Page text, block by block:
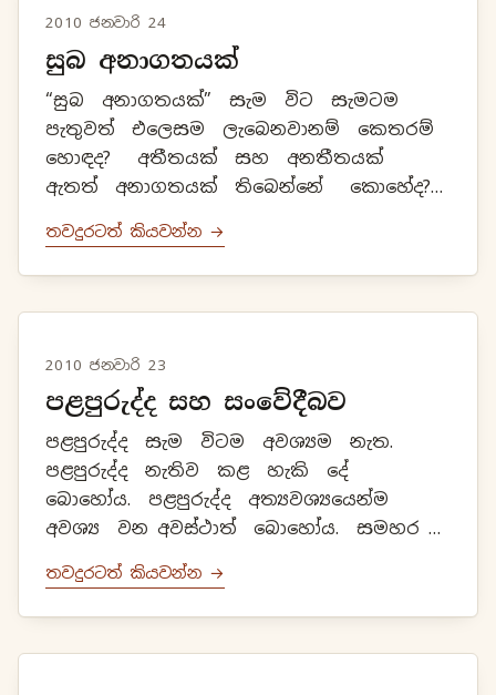
2010 ජනවාරි 24
සුබ අනාගතයක්
“සුබ අනාගතයක්” සැම විට සැමටම
පැතුවත් එලෙසම ලැබෙනවානම් කෙතරම්
හොඳද? අතීතයක් සහ අනතීතයක්
ඇතත් අනාගතයක් තිබෙන්නේ කොහේද?
අනතීතය ලෙස වඩාත් වැදගත් වන්නේ
වර්තමානයයි. එසේ නම් වඩාත් සුබ විය
යුත්ත...
තවදුරටත් කියවන්න →
2010 ජනවාරි 23
පළපුරුද්ද සහ සංවේදීබව
පළපුරුද්ද සැම විටම අවශ්‍යම නැත.
පළපුරුද්ද නැතිව කළ හැකි දේ
බොහෝය. පළපුරුද්ද අත්‍යවශ්‍යයෙන්ම
අවශ්‍ය වන අවස්ථාත් බොහෝය. සමහර
දේවලට පළපුරුද්ද කිසිසේත් සුදුසු
වන්නේම නැත. එම නිසා පළපුරුද්ද සැම
ද...
තවදුරටත් කියවන්න →